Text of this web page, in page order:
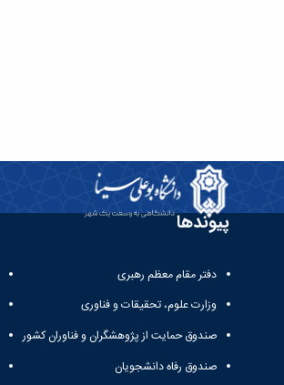
پیوندها
دفتر مقام معظم رهبری
وزارت علوم، تحقیقات و فناوری
صندوق حمایت از پژوهشگران و فناوران کشور
صندوق رفاه دانشجویان